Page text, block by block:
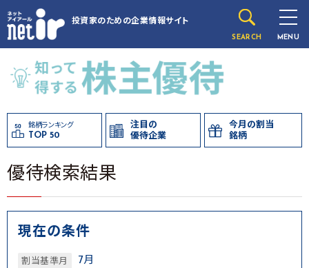
投資家のための企業情報サイト
SEARCH MENU
銘柄ランキング
TOP 50
注目の
優待企業
今月の割当
銘柄
優待検索結果
現在の条件
割当基準月 7月